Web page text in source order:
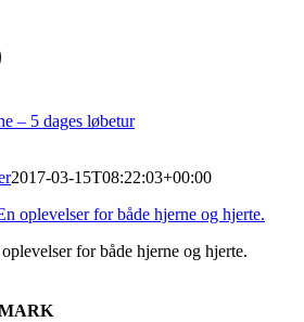
– 5 dages løbetur
2017-03-15T08:22:03+00:00
for både hjerne og hjerte.